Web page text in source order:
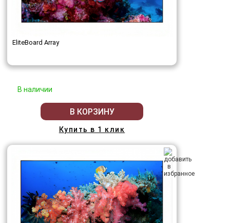
EliteBoard Array
В наличии
В КОРЗИНУ
Купить в 1 клик